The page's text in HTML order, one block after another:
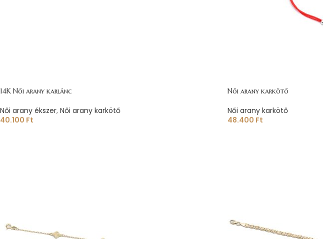
14K Női arany karlánc
Női arany ékszer, Női arany karkötő
40.100 Ft
Női arany karkötő
Női arany karkötő
48.400 Ft